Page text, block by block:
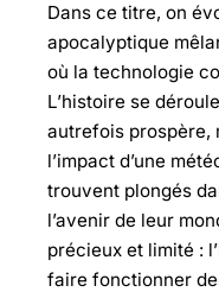
Dans ce titre, on
apocalyptique
où la technologie
L’histoire se
autrefois prospère,
l’impact d’une
trouvent plongés
l’avenir de leur
précieux et limité :
faire fonctionner